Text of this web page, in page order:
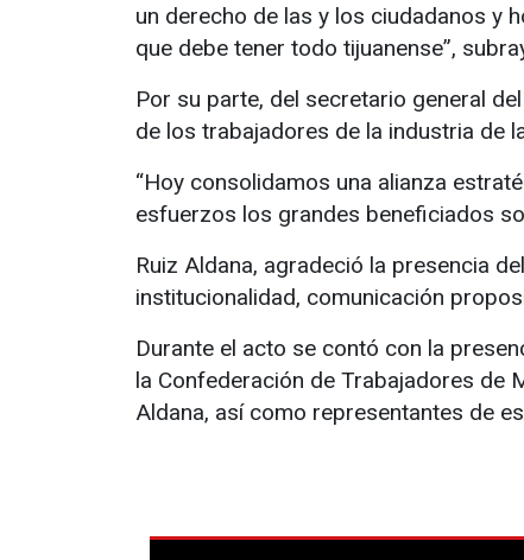
un derecho de las y los ciudadanos y
que debe tener todo tijuanense”,
Por su parte, del secretario general
de los trabajadores de la industria de
“Hoy consolidamos una alianza
esfuerzos los grandes beneficiados
Ruiz Aldana, agradeció la presencia
institucionalidad, comunicación
Durante el acto se contó con la
la Confederación de Trabajadores de
Aldana, así como representantes de